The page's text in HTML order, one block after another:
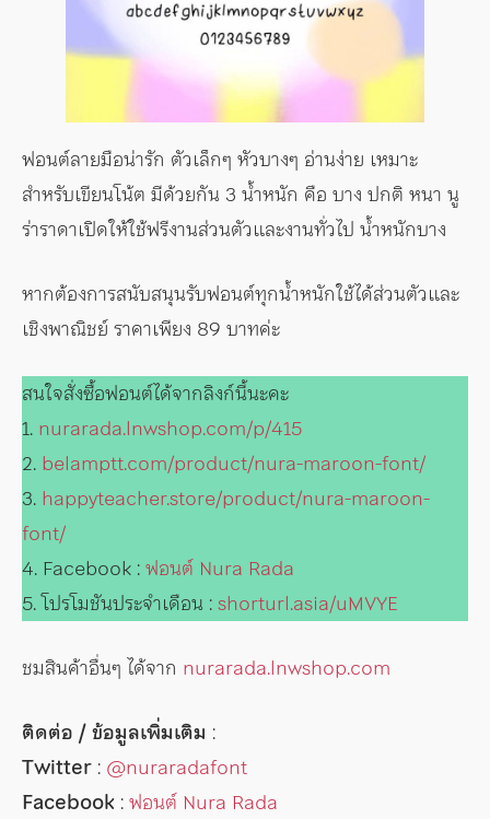
ฟอนต์ลายมือน่ารัก ตัวเล็กๆ หัวบางๆ อ่านง่าย เหมาะ
สำหรับเขียนโน้ต มีด้วยกัน 3 น้ำหนัก คือ บาง ปกติ หนา นู
ร่าราดาเปิดให้ใช้ฟรีงานส่วนตัวและงานทั่วไป น้ำหนักบาง
หากต้องการสนับสนุนรับฟอนต์ทุกน้ำหนักใช้ได้ส่วนตัวและ
เชิงพาณิชย์ ราคาเพียง 89 บาทค่ะ
สนใจสั่งซื้อฟอนต์ได้จากลิงก์นี้นะคะ
1. nurarada.lnwshop.com/p/415
2. belamptt.com/product/nura-maroon-font/
3. happyteacher.store/product/nura-maroon-
font/
4. Facebook :ฟอนต์ Nura Rada
5. โปรโมชันประจำเดือน :shorturl.asia/uMVYE
ชมสินค้าอื่นๆ ได้จาก nurarada.lnwshop.com
ติดต่อ / ข้อมูลเพิ่มเติม :
Twitter : @nuraradafont
Facebook :ฟอนต์ Nura Rada